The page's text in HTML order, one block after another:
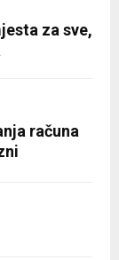
za sve,
računa